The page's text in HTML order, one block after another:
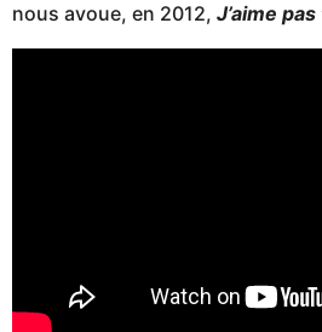
nous avoue, en 2012, J’aime